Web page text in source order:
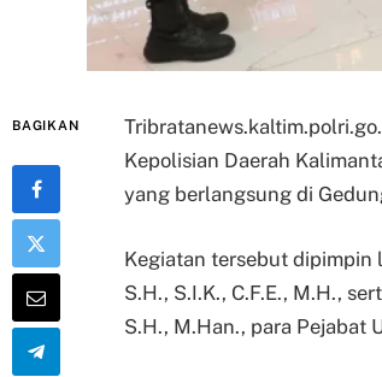
BAGIKAN
Kepolisian Daerah
yang berlangsung di
Kegiatan tersebut dipimpin
S.H., S.I.K., C.F.E., M.H.,
S.H., M.Han., para Pejabat